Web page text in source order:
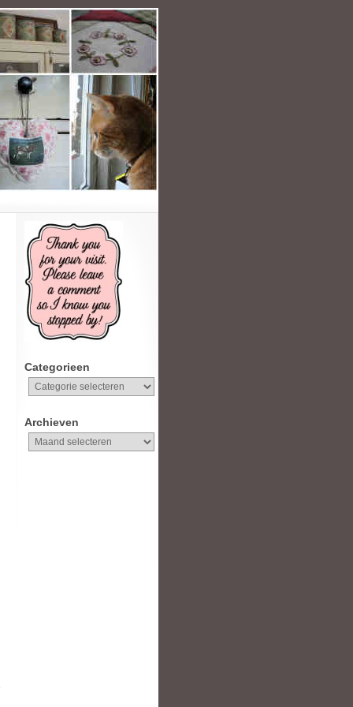
Categorieen
Categorieen
Archieven
Archieven